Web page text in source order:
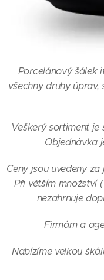
Porcelánový šálek
všechny druhy
Veškerý sortiment je
Objednávka
Ceny jsou uvedeny
Při větším množství
nezahrnuje
Firmám a
Nabízíme velkou